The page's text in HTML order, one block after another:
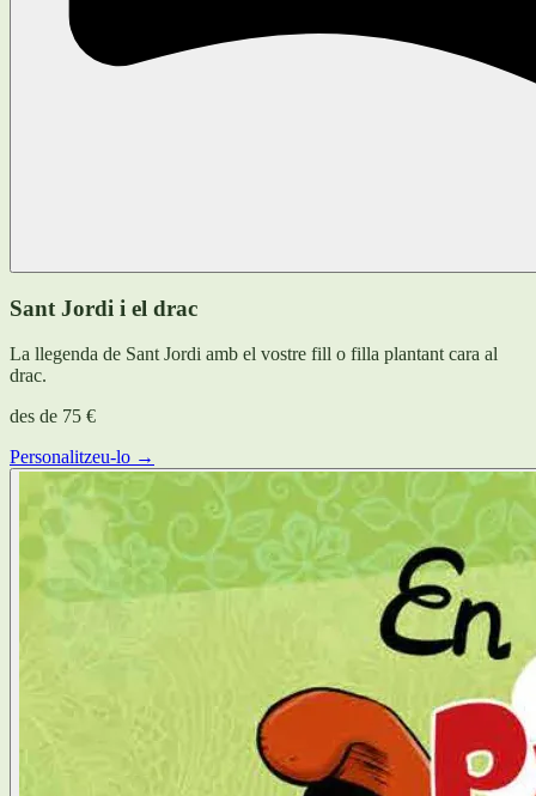
Sant Jordi i el drac
La llegenda de Sant Jordi amb el vostre fill o filla plantant cara al
drac.
des de 75 €
Personalitzeu-lo →